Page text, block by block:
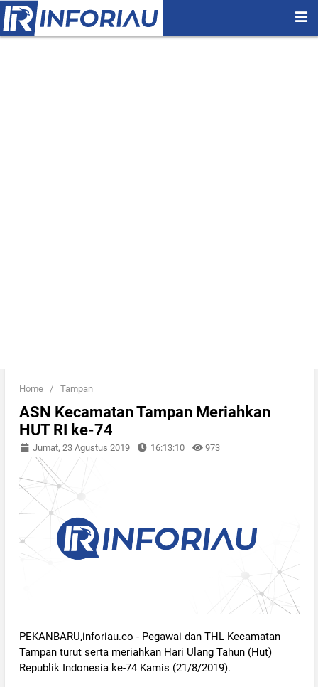
Home / Tampan
ASN Kecamatan Tampan Meriahkan
HUT RI ke-74
Jumat, 23 Agustus 2019 16:13:10 973
PEKANBARU,inforiau.co - Pegawai dan THL Kecamatan
Tampan turut serta meriahkan Hari Ulang Tahun (Hut)
Republik Indonesia ke-74 Kamis (21/8/2019).